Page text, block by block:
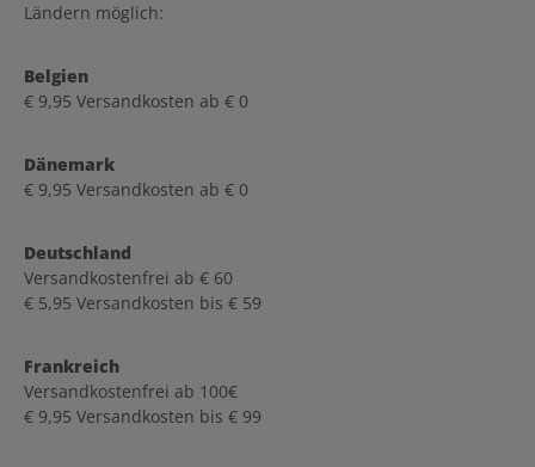
Ländern möglich:
Belgien
€ 9,95 Versandkosten ab € 0
Dänemark
€ 9,95 Versandkosten ab € 0
Deutschland
Versandkostenfrei ab € 60
€ 5,95 Versandkosten bis € 59
Frankreich
Versandkostenfrei ab 100€
€ 9,95 Versandkosten bis € 99